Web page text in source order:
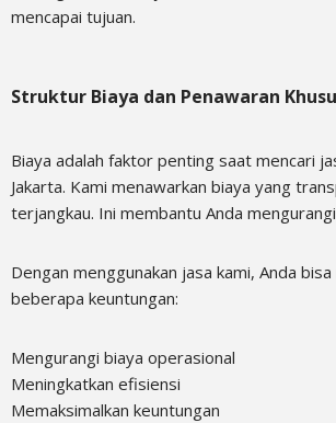
mencapai tujuan.
Struktur Biaya dan Penawaran
Biaya adalah faktor penting saat mencari
Jakarta. Kami menawarkan biaya yang
terjangkau. Ini membantu Anda
Dengan menggunakan jasa kami, Anda
beberapa keuntungan:
Mengurangi biaya operasional
Meningkatkan efisiensi
Memaksimalkan keuntungan